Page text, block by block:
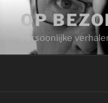
inhoud
OP
Persoonlijke